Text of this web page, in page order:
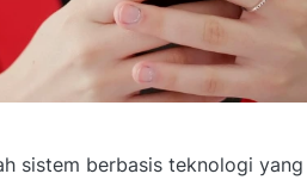
sistem berbasis teknologi